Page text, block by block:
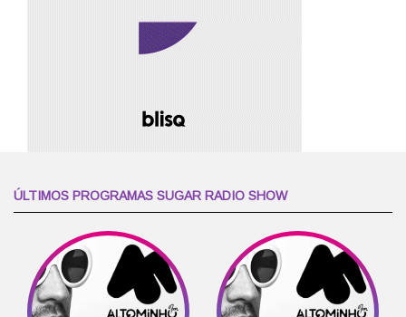
ÚLTIMOS PROGRAMAS SUGAR RADIO SHOW